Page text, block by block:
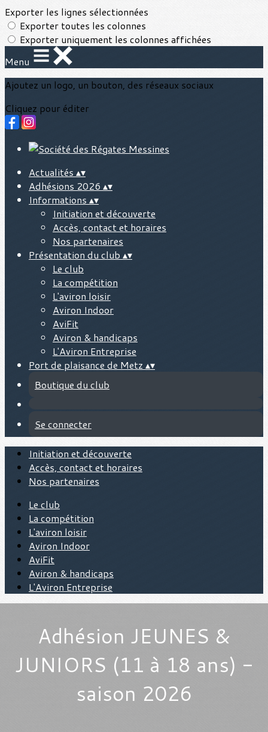
Exporter les lignes sélectionnées
Exporter toutes les colonnes
Exporter uniquement les colonnes affichées
Menu
Ajoutez un logo, un bouton, des réseaux sociaux
Cliquez pour éditer
Actualités ▴▾
Adhésions 2026 ▴▾
Informations ▴▾
Initiation et découverte
Accès, contact et horaires
Nos partenaires
Présentation du club ▴▾
Le club
La compétition
L'aviron loisir
Aviron Indoor
AviFit
Aviron & handicaps
L'Aviron Entreprise
Port de plaisance de Metz ▴▾
Boutique du club
Se connecter
Initiation et découverte
Accès, contact et horaires
Nos partenaires
Le club
La compétition
L'aviron loisir
Aviron Indoor
AviFit
Aviron & handicaps
L'Aviron Entreprise
Adhésion JEUNES &
JUNIORS (11 à 18 ans) -
saison 2026